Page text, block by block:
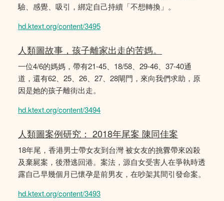
驗、感覺、吸引，綁定自己持續「不想轉換」。
hd.ktext.org/content/3495
人類圖故事，孩子離家出走的苦媽。
一位4/6的媽媽，帶有21-45、18/58、29-46、37-40通
道，還有62、25、26、27、28閘門，來向我們求助，原
因是她的孩子離街出走。
hd.ktext.org/content/3494
人類圖案例研究： 2018年尾案 陳同佳案
18年尾，香港男士帶女友到台灣 被女友的挑釁帶來凶殺
及棄屍案，後潛逃回港。案法，源自女受害人在爭執時透
露自己早幾個月已懷孕是前男友，在吵架其間引發命案。
hd.ktext.org/content/3493